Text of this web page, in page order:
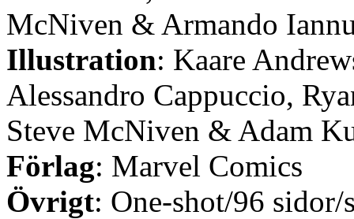
McNiven & Armando
Illustration: Kaare
Alessandro Cappuccio,
Steve McNiven & Adam
Förlag: Marvel Comics
Övrigt: One-shot/96